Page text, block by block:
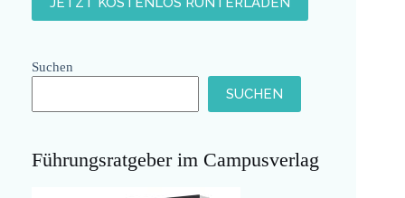
Suchen
SUCHEN
Führungsratgeber im Campusverlag